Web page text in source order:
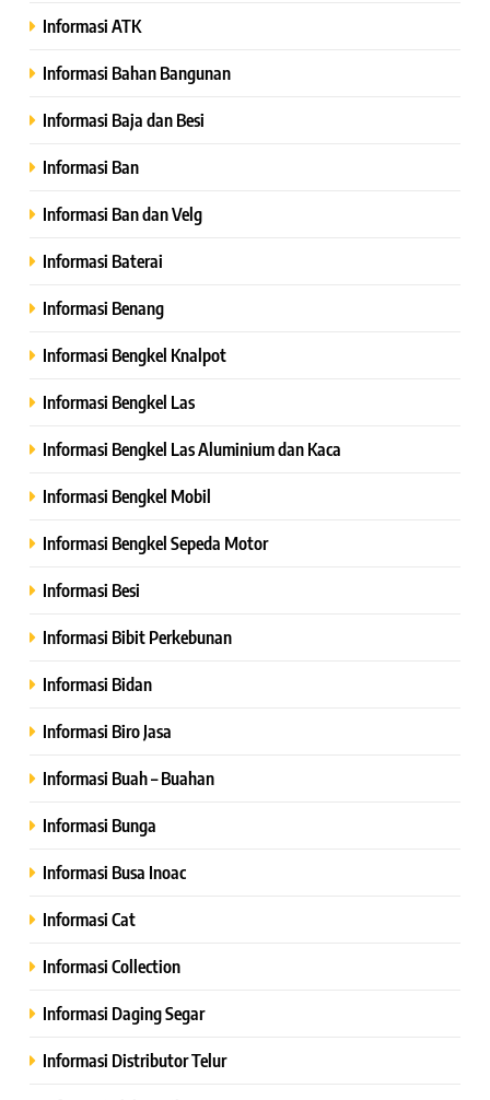
Informasi ATK
Informasi Bahan Bangunan
Informasi Baja dan Besi
Informasi Ban
Informasi Ban dan Velg
Informasi Baterai
Informasi Benang
Informasi Bengkel Knalpot
Informasi Bengkel Las
Informasi Bengkel Las Aluminium dan Kaca
Informasi Bengkel Mobil
Informasi Bengkel Sepeda Motor
Informasi Besi
Informasi Bibit Perkebunan
Informasi Bidan
Informasi Biro Jasa
Informasi Buah – Buahan
Informasi Bunga
Informasi Busa Inoac
Informasi Cat
Informasi Collection
Informasi Daging Segar
Informasi Distributor Telur